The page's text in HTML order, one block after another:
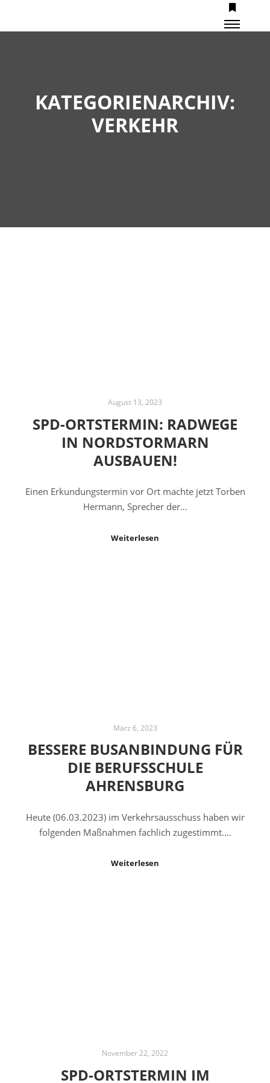
Mehr
KATEGORIENARCHIV:
VERKEHR
August 13, 2023
SPD-ORTSTERMIN: RADWEGE
IN NORDSTORMARN
AUSBAUEN!
Einen Erkundungstermin vor Ort machte jetzt Torben
Hermann, Sprecher der…
Weiterlesen
März 6, 2023
BESSERE BUSANBINDUNG FÜR
DIE BERUFSSCHULE
AHRENSBURG
Heute (06.03.2023) im Verkehrsausschuss haben wir
folgenden Maßnahmen fachlich zugestimmt.…
Weiterlesen
November 22, 2022
SPD-ORTSTERMIN IM